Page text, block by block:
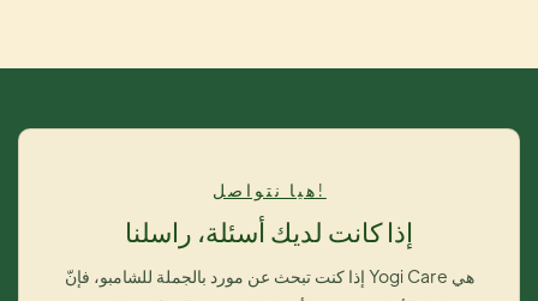
هيا نتواصل!
إذا كانت لديك أسئلة، راسلنا
إذا كنت تبحث عن مورد بالجملة للشامبو، فإنّ Yogi Care هي